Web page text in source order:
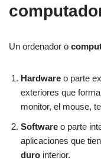
Un ordenador o
Hardware o parte
exteriores que
monitor, el mouse,
Software o parte
aplicaciones que
duro interior.